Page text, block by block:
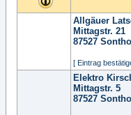
Allgäuer
Mittagstr. 21
87527
[ Eintrag
Elektro
Mittagstr. 5
87527